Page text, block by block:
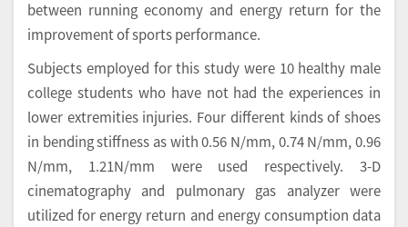
between running economy and energy return for the
improvement of sports performance.
Subjects employed for this study were 10 healthy male
college students who have not had the experiences in
lower extremities injuries. Four different kinds of shoes
in bending stiffness as with 0.56 N/mm, 0.74 N/mm, 0.96
N/mm, 1.21N/mm were used respectively. 3-D
cinematography and pulmonary gas analyzer were
utilized for energy return and energy consumption data